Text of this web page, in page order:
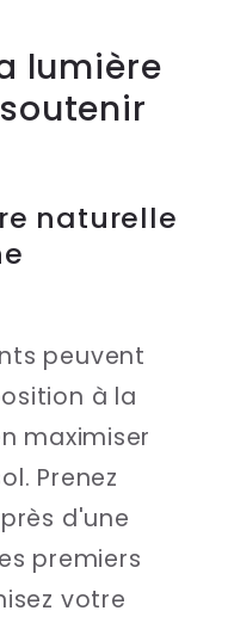
lumière
naturelle
peuvent
à la
maximiser
Prenez
d'une
premiers
votre